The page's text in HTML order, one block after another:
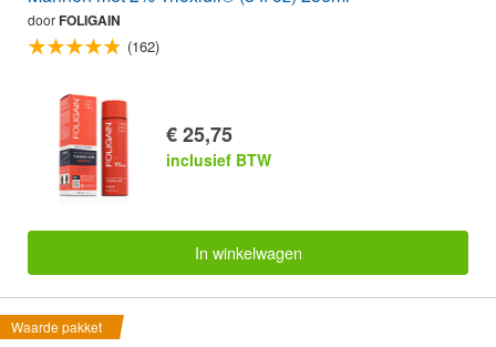
doorFOLIGAIN
(162)
€ 25,75
inclusief BTW
In winkelwagen
Waarde pakket